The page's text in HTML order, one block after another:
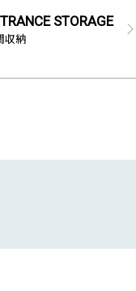
STORAGE
収納